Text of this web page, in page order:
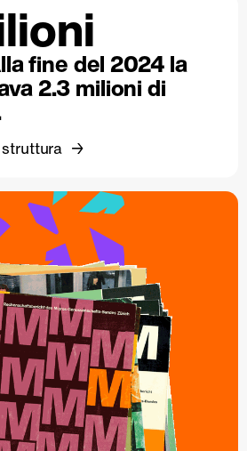
fine del 2024 la
2.3 milioni di